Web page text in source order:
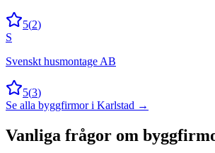
5(2)
S
Svenskt husmontage AB
5(3)
Se alla byggfirmori Karlstad →
Vanliga frågor om